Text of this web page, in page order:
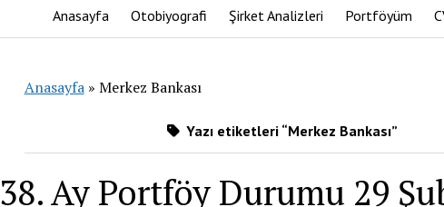
Anasayfa Otobiyografi Şirket Analizleri Portföyüm
Anasayfa» Merkez Bankası
Yazı etiketleri “Merkez Bankası”
38. Ay Portföy Durumu 29